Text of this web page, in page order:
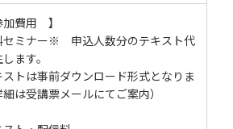
費用 】
ミナー※ 申込人数分のテキスト代
ます。
トは事前ダウンロード形式となりま
は受講票メールにてご案内）